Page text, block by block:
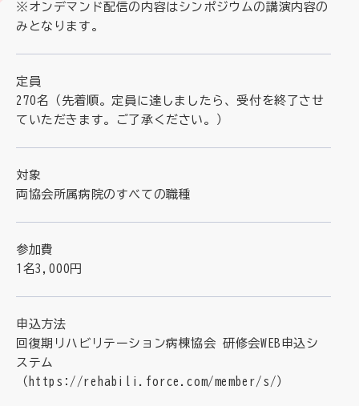
※オンデマンド配信の内容はシンポジウムの講演内容の
みとなります。
定員
270名（先着順。定員に達しましたら、受付を終了させ
ていただきます。ご了承ください。）
対象
両協会所属病院のすべての職種
参加費
1名3,000円
申込方法
回復期リハビリテーション病棟協会 研修会WEB申込シ
ステム
（ https://rehabili.force.com/member/s/ ）